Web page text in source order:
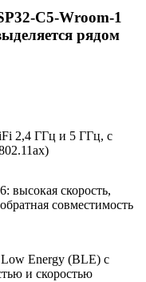
C5-Wroom-1
рядом
2,4 ГГц и 5 ГГц, с
высокая скорость,
совместимость
Energy (BLE) с
и скоростью